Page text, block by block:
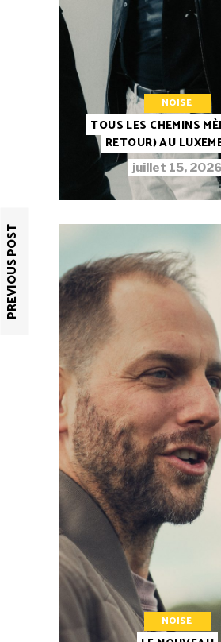
PREVIOUS POST
NOISE
TOUS LES CHEMINS
RETOUR) AU
juillet 15, 2026
NOISE